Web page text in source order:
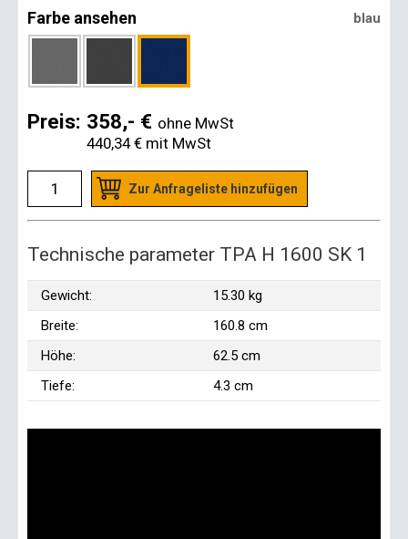
Farbe ansehen blau
Preis: 358,- € ohne MwSt
440,34 € mit MwSt
Zur Anfrageliste hinzufügen
Technische parameter TPA H 1600 SK 1
Gewicht:
15.30 kg
Breite:
160.8 cm
Höhe:
62.5 cm
Tiefe:
4.3 cm